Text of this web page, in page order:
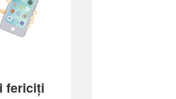
fericiți